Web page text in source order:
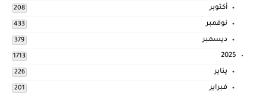
أكتوبر 208
نوفمبر 433
ديسمبر 379
2025
1713
يناير 226
فبراير 201